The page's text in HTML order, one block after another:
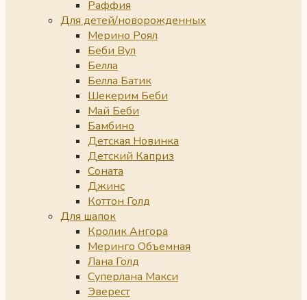
Раффия
Для детей/новорожденных
Мерино Роял
Беби Вул
Белла
Белла Батик
Шекерим Беби
Май Беби
Бамбино
Детская Новинка
Детский Каприз
Соната
Джинс
Коттон Голд
Для шапок
Кролик Ангора
Меринго Объемная
Лана Голд
Суперлана Макси
Эверест